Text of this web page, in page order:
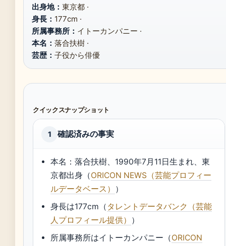
出身地： 東京都 ·
身長： 177cm ·
所属事務所： イトーカンパニー ·
本名： 落合扶樹 ·
芸歴： 子役から俳優
クイックスナップショット
1 確認済みの事実
本名：落合扶樹、1990年7月11日生まれ、東
京都出身（ORICON NEWS（芸能プロフィー
ルデータベース） ）
身長は177cm（ タレントデータバンク（芸能
人プロフィール提供） ）
所属事務所はイトーカンパニー（ORICON